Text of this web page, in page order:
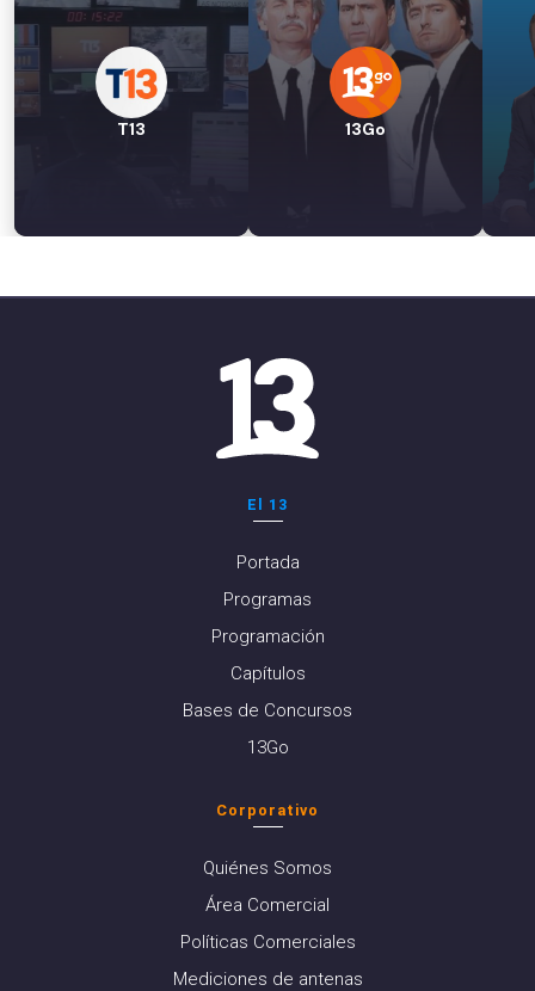
T13 13Go
El 13
Portada
Programas
Programación
Capítulos
Bases de Concursos
13Go
Corporativo
Quiénes Somos
Área Comercial
Políticas Comerciales
Mediciones de antenas